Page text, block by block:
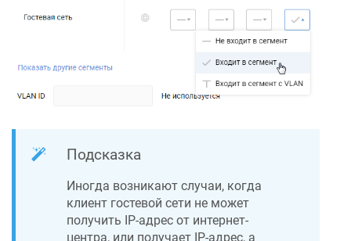
Подсказка
Иногда возникают случаи, когда
клиент гостевой сети не может
получить IP-адрес от интернет-
центра, или получает IP-адрес, а